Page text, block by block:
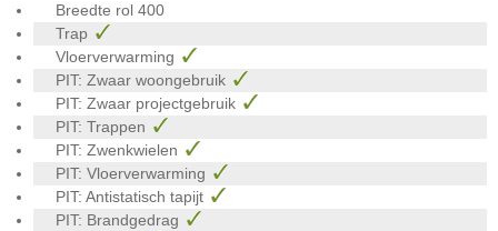
Breedte rol 400
Trap
Vloerverwarming
PIT: Zwaar woongebruik
PIT: Zwaar projectgebruik
PIT: Trappen
PIT: Zwenkwielen
PIT: Vloerverwarming
PIT: Antistatisch tapijt
PIT: Brandgedrag